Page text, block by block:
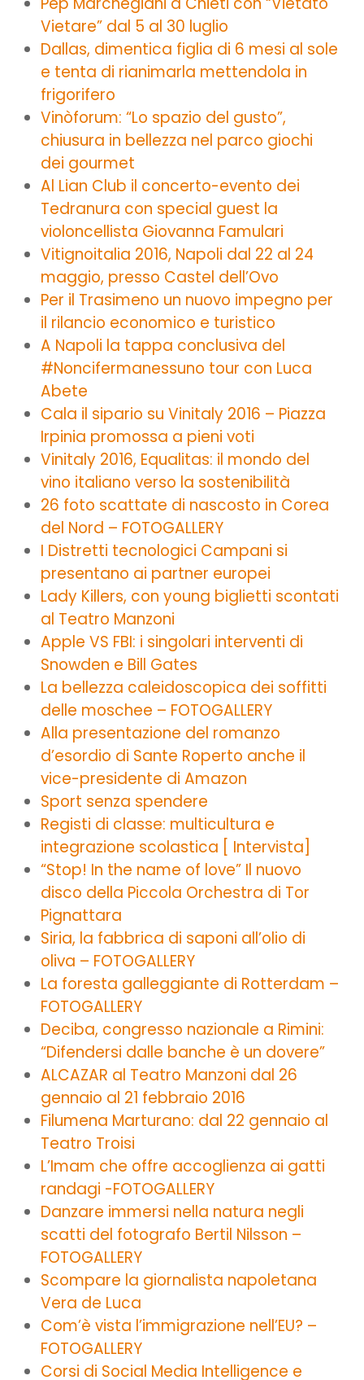
Vietare” dal 5 al 30 luglio
Dallas, dimentica figlia di 6 mesi al sole
e tenta di rianimarla mettendola in
frigorifero
Vinòforum: “Lo spazio del gusto”,
chiusura in bellezza nel parco giochi
dei gourmet
Al Lian Club il concerto-evento dei
Tedranura con special guest la
violoncellista Giovanna Famulari
Vitignoitalia 2016, Napoli dal 22 al 24
maggio, presso Castel dell’Ovo
Per il Trasimeno un nuovo impegno per
il rilancio economico e turistico
A Napoli la tappa conclusiva del
#Noncifermanessuno tour con Luca
Abete
Cala il sipario su Vinitaly 2016 – Piazza
Irpinia promossa a pieni voti
Vinitaly 2016, Equalitas: il mondo del
vino italiano verso la sostenibilità
26 foto scattate di nascosto in Corea
del Nord – FOTOGALLERY
I Distretti tecnologici Campani si
presentano ai partner europei
Lady Killers, con young biglietti scontati
al Teatro Manzoni
Apple VS FBI: i singolari interventi di
Snowden e Bill Gates
La bellezza caleidoscopica dei soffitti
delle moschee – FOTOGALLERY
Alla presentazione del romanzo
d’esordio di Sante Roperto anche il
vice-presidente di Amazon
Sport senza spendere
Registi di classe: multicultura e
integrazione scolastica [ Intervista]
“Stop! In the name of love” Il nuovo
disco della Piccola Orchestra di Tor
Pignattara
Siria, la fabbrica di saponi all’olio di
oliva – FOTOGALLERY
La foresta galleggiante di Rotterdam –
FOTOGALLERY
Deciba, congresso nazionale a Rimini:
“Difendersi dalle banche è un dovere”
ALCAZAR al Teatro Manzoni dal 26
gennaio al 21 febbraio 2016
Filumena Marturano: dal 22 gennaio al
Teatro Troisi
L’Imam che offre accoglienza ai gatti
randagi -FOTOGALLERY
Danzare immersi nella natura negli
scatti del fotografo Bertil Nilsson –
FOTOGALLERY
Scompare la giornalista napoletana
Vera de Luca
Com’è vista l’immigrazione nell’EU? –
FOTOGALLERY
Corsi di Social Media Intelligence e